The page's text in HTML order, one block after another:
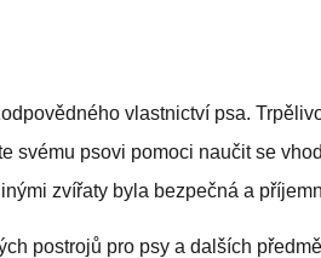
vlastnictví psa.
svému psovi pomoci naučit se
zvířaty byla bezpečná a
postrojů pro psy a dalších